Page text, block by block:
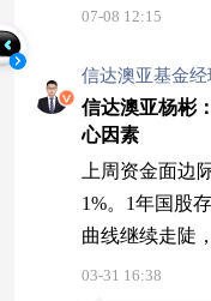
07-08 12:15
信达澳亚基金
信达澳亚杨彬
心因素
上周资金面边
1%。1年国股
曲线继续走陡
上上行1-3BP
03-31 16:38